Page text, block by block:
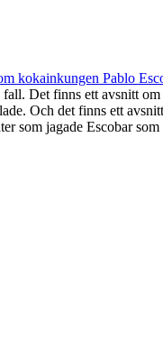
kokainkungen Pablo
Det finns ett avsnitt
Och det finns ett
som jagade Escobar